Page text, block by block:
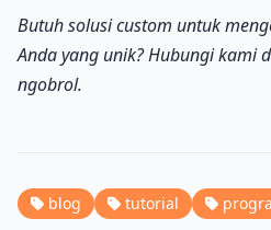
Butuh solusi custom untuk
Anda yang unik? Hubungi kami
ngobrol.
blog tutorial